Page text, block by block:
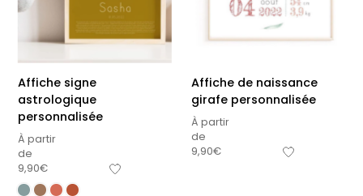
Affiche signe
astrologique
personnalisée
À partir
de
9,90€
Affiche de naissance
girafe personnalisée
À partir
de
9,90€